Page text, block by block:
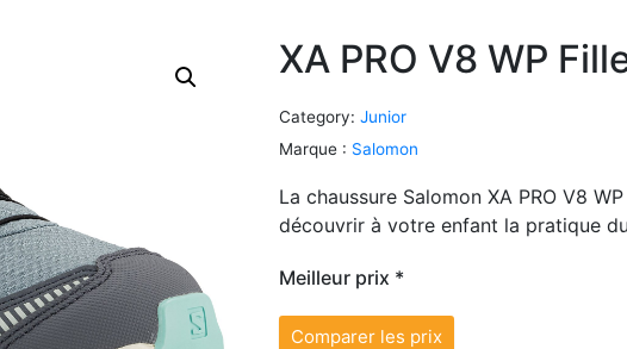
XA PRO V8 WP
Category: Junior
Marque : Salomon
La chaussure Salomon XA PRO V8
découvrir à votre enfant la pratique
Meilleur prix *
Comparer les prix